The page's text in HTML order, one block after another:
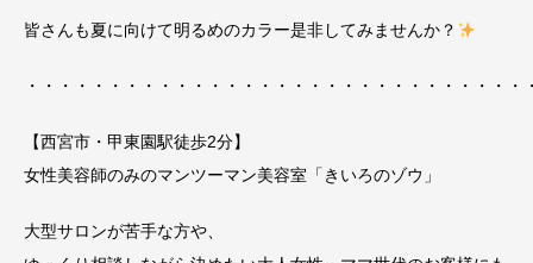
皆さんも夏に向けて明るめのカラー是非してみませんか？
・・・・・・・・・・・・・・・・・・・・・・・・・・・・・・
【西宮市・甲東園駅徒歩2分】
女性美容師のみのマンツーマン美容室「きいろのゾウ」
大型サロンが苦手な方や、